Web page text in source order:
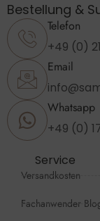
Bestellung &
Telefon
+49 (0)
Email
Whatsapp
+49 (0)
Service
Versandkosten
Fachanwender